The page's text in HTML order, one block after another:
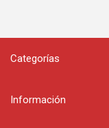
Categorías
Información